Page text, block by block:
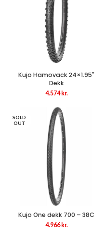
Kujo Hamovack 24×1.95″
Dekk
4.574 kr.
SOLD
OUT
Kujo One dekk 700 – 38C
4.966 kr.